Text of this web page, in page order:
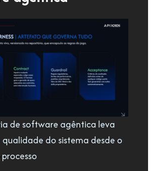
de software agêntica leva
do sistema desde o